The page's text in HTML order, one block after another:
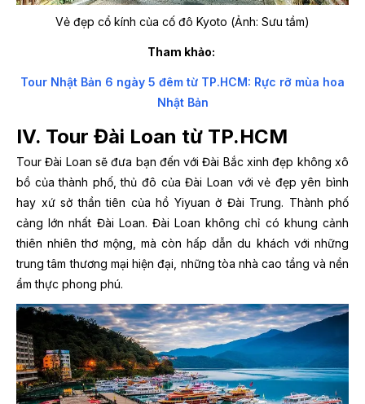
Vẻ đẹp cổ kính của cố đô Kyoto (Ảnh: Sưu tầm)
Tham khảo:
Tour Nhật Bản 6 ngày 5 đêm từ TP.HCM: Rực rỡ mùa hoa
Nhật Bản
IV. Tour Đài Loan từ TP.HCM
Tour Đài Loan sẽ đưa bạn đến với Đài Bắc xinh đẹp không xô
bồ của thành phố, thủ đô của Đài Loan với vẻ đẹp yên bình
hay xứ sở thần tiên của hồ Yiyuan ở Đài Trung. Thành phố
cảng lớn nhất Đài Loan. Đài Loan không chỉ có khung cảnh
thiên nhiên thơ mộng, mà còn hấp dẫn du khách với những
trung tâm thương mại hiện đại, những tòa nhà cao tầng và nền
ẩm thực phong phú.